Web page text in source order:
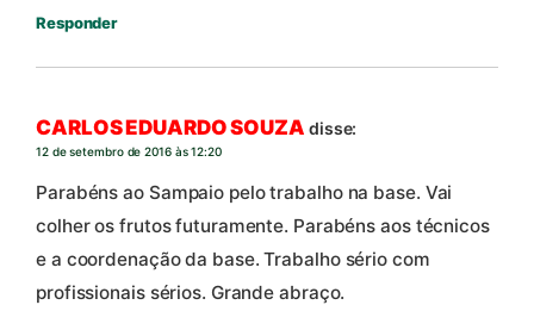
Responder
CARLOS EDUARDO SOUZA disse:
12 de setembro de 2016 às 12:20
Parabéns ao Sampaio pelo trabalho na base. Vai
colher os frutos futuramente. Parabéns aos técnicos
e a coordenação da base. Trabalho sério com
profissionais sérios. Grande abraço.